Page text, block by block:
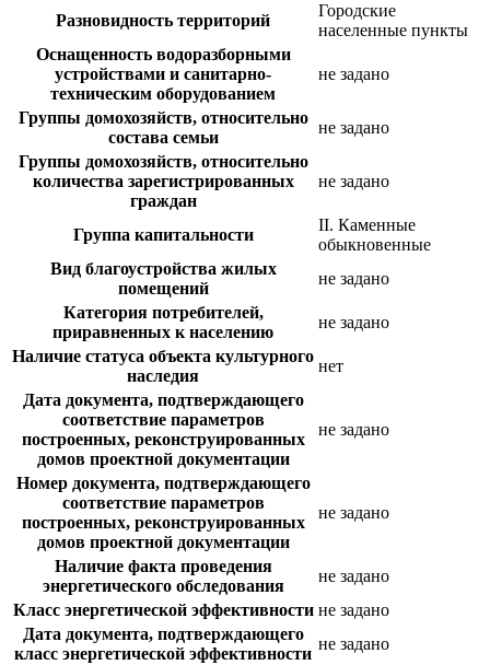
Разновидность территорий
Городские
населенные пункты
Оснащенность водоразборными
устройствами и санитарно-
техническим оборудованием
не задано
Группы домохозяйств, относительно
состава семьи
не задано
Группы домохозяйств, относительно
количества зарегистрированных
граждан
не задано
Группа капитальности
II. Каменные
обыкновенные
Вид благоустройства жилых
помещений
не задано
Категория потребителей,
приравненных к населению
не задано
Наличие статуса объекта культурного
наследия
нет
Дата документа, подтверждающего
соответствие параметров
построенных, реконструированных
домов проектной документации
не задано
Номер документа, подтверждающего
соответствие параметров
построенных, реконструированных
домов проектной документации
не задано
Наличие факта проведения
энергетического обследования
не задано
Класс энергетической эффективности не задано
Дата документа, подтверждающего
класс энергетической эффективности
не задано